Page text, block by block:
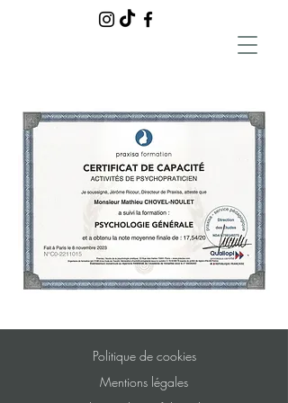
Politique de cookies
Mentions légales